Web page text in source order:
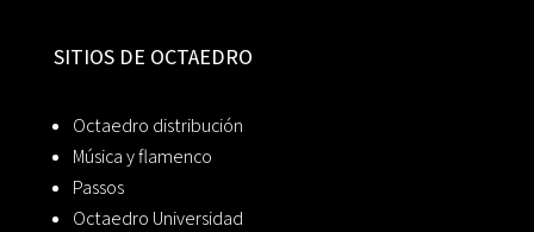
SITIOS DE OCTAEDRO
Octaedro distribución
Música y flamenco
Passos
Octaedro Universidad